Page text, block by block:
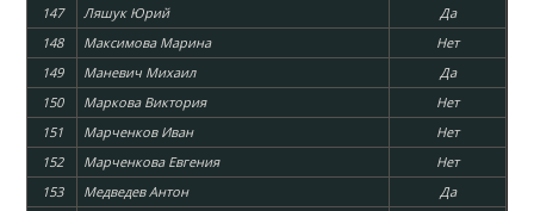
147
Ляшук Юрий
Да
148
Максимова Марина
Нет
149
Маневич Михаил
Да
150
Маркова Виктория
Нет
151
Марченков Иван
Нет
152
Марченкова Евгения
Нет
153
Медведев Антон
Да